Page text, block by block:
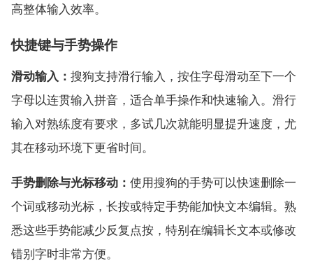
高整体输入效率。
快捷键与手势操作
滑动输入： 搜狗支持滑行输入，按住字母滑动至下一个
字母以连贯输入拼音，适合单手操作和快速输入。滑行
输入对熟练度有要求，多试几次就能明显提升速度，尤
其在移动环境下更省时间。
手势删除与光标移动： 使用搜狗的手势可以快速删除一
个词或移动光标，长按或特定手势能加快文本编辑。熟
悉这些手势能减少反复点按，特别在编辑长文本或修改
错别字时非常方便。